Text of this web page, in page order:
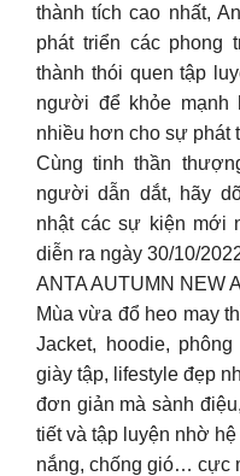
thành tích cao nhất,
phát triển các phong
thành thói quen tập
người để khỏe mạnh
nhiều hơn cho sự phát
Cùng tinh thần
người dẫn dắt, hãy
nhật các sự kiện mới
diễn ra ngày 30/10/
ANTA AUTUMN NEW
Mùa vừa đổ heo may
Jacket, hoodie,
giày tập, lifestyle đẹp
đơn giản mà sành
tiết và tập luyện nhờ
nắng, chống gió… cực